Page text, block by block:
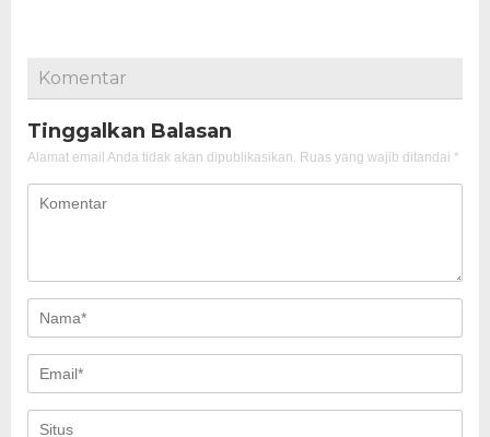
Komentar
Tinggalkan Balasan
Alamat email Anda tidak akan dipublikasikan. Ruas yang wajib ditandai *